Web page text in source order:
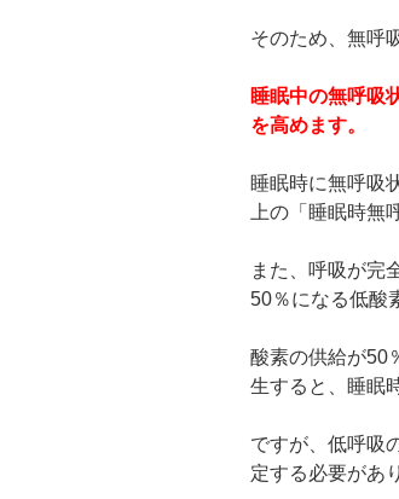
そのため、無呼
睡眠中の無呼吸
を高めます。
睡眠時に無呼吸
上の「睡眠時無
また、呼吸が完
50％になる低酸
酸素の供給が50
生すると、睡眠
ですが、低呼吸
定する必要があ